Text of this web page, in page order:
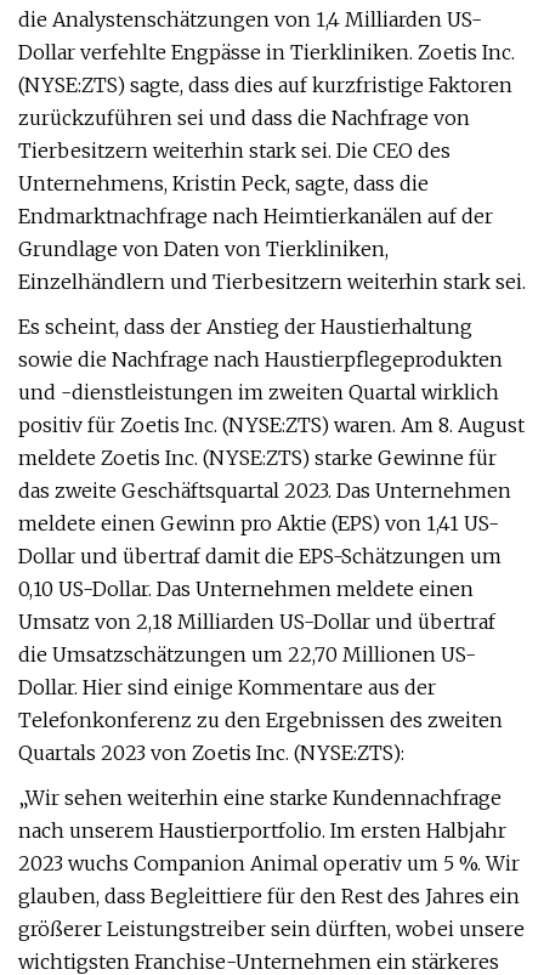
die Analystenschätzungen von 1,4 Milliarden US-
Dollar verfehlte Engpässe in Tierkliniken. Zoetis Inc.
(NYSE:ZTS) sagte, dass dies auf kurzfristige Faktoren
zurückzuführen sei und dass die Nachfrage von
Tierbesitzern weiterhin stark sei. Die CEO des
Unternehmens, Kristin Peck, sagte, dass die
Endmarktnachfrage nach Heimtierkanälen auf der
Grundlage von Daten von Tierkliniken,
Einzelhändlern und Tierbesitzern weiterhin stark sei.
Es scheint, dass der Anstieg der Haustierhaltung
sowie die Nachfrage nach Haustierpflegeprodukten
und -dienstleistungen im zweiten Quartal wirklich
positiv für Zoetis Inc. (NYSE:ZTS) waren. Am 8. August
meldete Zoetis Inc. (NYSE:ZTS) starke Gewinne für
das zweite Geschäftsquartal 2023. Das Unternehmen
meldete einen Gewinn pro Aktie (EPS) von 1,41 US-
Dollar und übertraf damit die EPS-Schätzungen um
0,10 US-Dollar. Das Unternehmen meldete einen
Umsatz von 2,18 Milliarden US-Dollar und übertraf
die Umsatzschätzungen um 22,70 Millionen US-
Dollar. Hier sind einige Kommentare aus der
Telefonkonferenz zu den Ergebnissen des zweiten
Quartals 2023 von Zoetis Inc. (NYSE:ZTS):
„Wir sehen weiterhin eine starke Kundennachfrage
nach unserem Haustierportfolio. Im ersten Halbjahr
2023 wuchs Companion Animal operativ um 5 %. Wir
glauben, dass Begleittiere für den Rest des Jahres ein
größerer Leistungstreiber sein dürften, wobei unsere
wichtigsten Franchise-Unternehmen ein stärkeres